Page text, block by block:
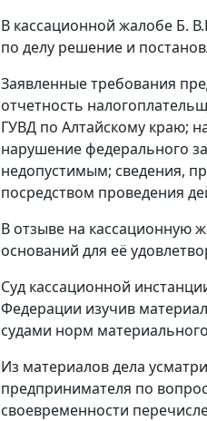
В кассационной жалобе Б.
по делу решение и
Заявленные требования
отчетность
ГУВД по Алтайскому краю;
нарушение федерального
недопустимым; сведения,
посредством проведения
В отзыве на кассационную
оснований для её
Суд кассационной
Федерации изучив
судами норм
Из материалов дела
предпринимателя по
своевременности